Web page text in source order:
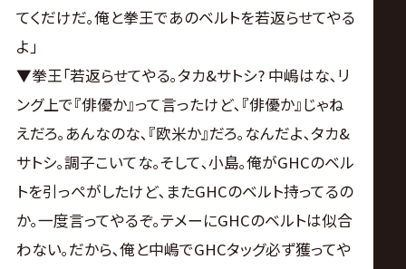
てくだけだ｡俺と拳王であのベルトを若返らせてやる
よ｣
▼拳王｢若返らせてやる｡タカ&サトシ? 中嶋はな､リ
ング上で『俳優か』って言ったけど､『俳優か』じゃね
えだろ｡あんなのな､『欧米か』だろ｡なんだよ､タカ&
サトシ｡調子こいてな｡そして､小島｡俺がGHCのベル
トを引っぺがしたけど､またGHCのベルト持ってるの
か｡一度言ってやるぞ｡テメーにGHCのベルトは似合
わない｡だから､俺と中嶋でGHCタッグ必ず獲ってや